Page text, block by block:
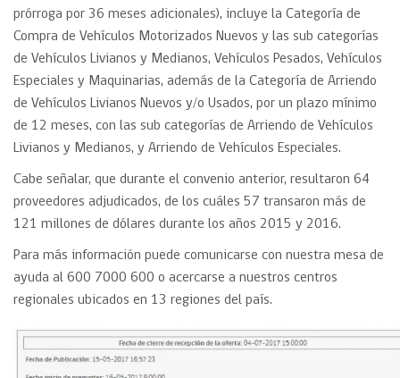
prórroga por 36 meses adicionales), incluye la Categoría de
Compra de Vehículos Motorizados Nuevos y las sub categorías
de Vehículos Livianos y Medianos, Vehículos Pesados, Vehículos
Especiales y Maquinarias, además de la Categoría de Arriendo
de Vehículos Livianos Nuevos y/o Usados, por un plazo mínimo
de 12 meses, con las sub categorías de Arriendo de Vehículos
Livianos y Medianos, y Arriendo de Vehículos Especiales.
Cabe señalar, que durante el convenio anterior, resultaron 64
proveedores adjudicados, de los cuáles 57 transaron más de
121 millones de dólares durante los años 2015 y 2016.
Para más información puede comunicarse con nuestra mesa de
ayuda al 600 7000 600 o acercarse a nuestros centros
regionales ubicados en 13 regiones del país.